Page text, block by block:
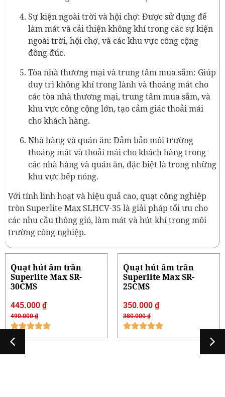
Sự kiện ngoài trời và hội chợ: Được sử dụng để
làm mát và cải thiện không khí trong các sự kiện
ngoài trời, hội chợ, và các khu vực công cộng
đông đúc.
Tòa nhà thương mại và trung tâm mua sắm: Giúp
duy trì không khí trong lành và thoáng mát cho
các tòa nhà thương mại, trung tâm mua sắm, và
khu vực công cộng lớn, tạo cảm giác thoải mái
cho khách hàng.
Nhà hàng và quán ăn: Đảm bảo môi trường
thoáng mát và thoải mái cho khách hàng trong
các nhà hàng và quán ăn, đặc biệt là trong những
khu vực bếp nóng.
Với tính linh hoạt và hiệu quả cao, quạt công nghiệp
tròn Superlite Max SLHCV-35 là giải pháp tối ưu cho
các nhu cầu thông gió, làm mát và hút khí trong môi
trường công nghiệp.